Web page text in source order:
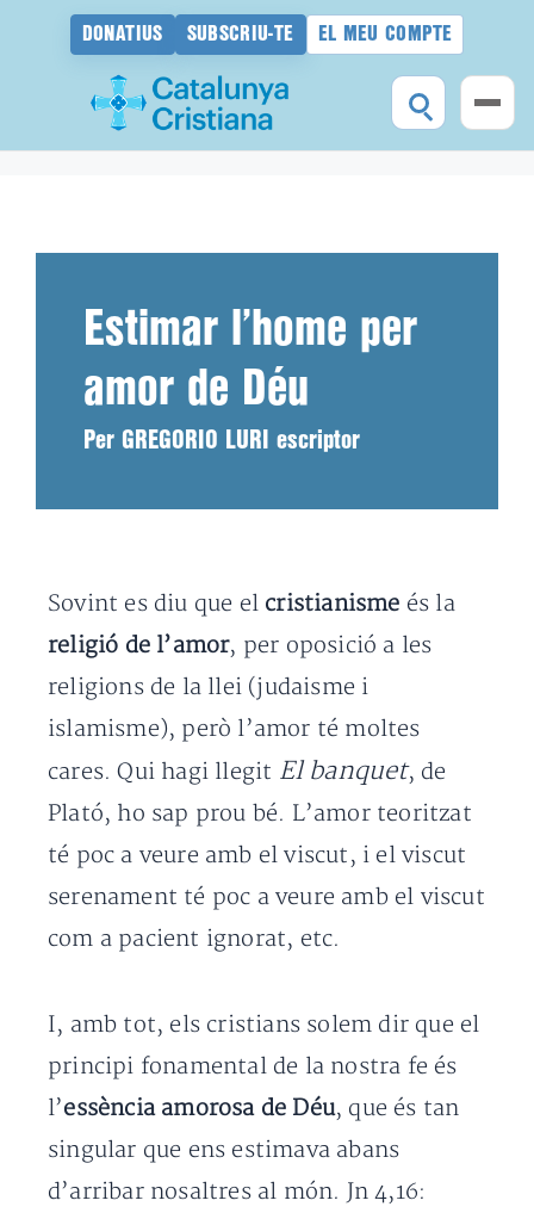
DONATIUS SUBSCRIU-TE EL MEU COMPTE
Estimar l’home per
amor de Déu
Per GREGORIO LURI escriptor
Sovint es diu que el cristianisme és la
religió de l’amor, per oposició a les
religions de la llei (judaisme i
islamisme), però l’amor té moltes
cares. Qui hagi llegit El banquet, de
Plató, ho sap prou bé. L’amor teoritzat
té poc a veure amb el viscut, i el viscut
serenament té poc a veure amb el viscut
com a pacient ignorat, etc.
I, amb tot, els cristians solem dir que el
principi fonamental de la nostra fe és
l’essència amorosa de Déu, que és tan
singular que ens estimava abans
d’arribar nosaltres al món. Jn 4,16: